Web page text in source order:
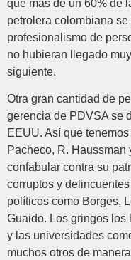
que más de un 60% de
petrolera colombiana
profesionalismo de
no hubieran llegado
siguiente.
Otra gran cantidad de
gerencia de PDVSA se
EEUU. Así que
Pacheco, R. Haussman
confabular contra su
corruptos y
políticos como Borges,
Guaido. Los gringos los
y las universidades
muchos otros de